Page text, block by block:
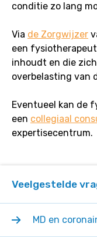
conditie zo lang
Via de Zorgwijzer
een
inhoudt en die
overbelasting van
Eventueel kan de
een collegiaal
expertisecentrum.
Veelgestelde
MD en